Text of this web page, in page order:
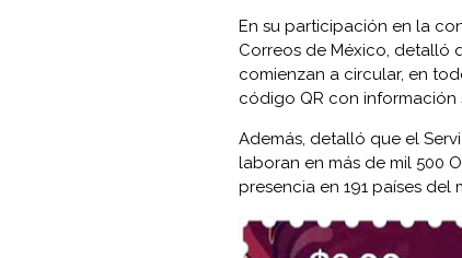
En su participación en la
Correos de México, detalló
comienzan a circular, en
código QR con
Además, detalló que el
laboran en más de mil 500
presencia en 191 países del